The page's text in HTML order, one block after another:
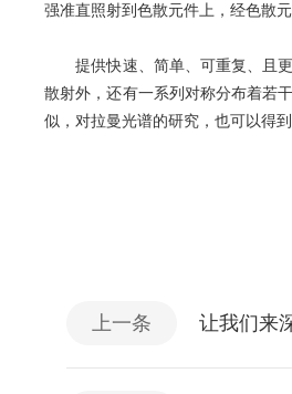
强准直照射到色散元件上，经色散
提供快速、简单、可重复、且更
散射外，还有一系列对称分布着若
似，对拉曼光谱的研究，也可以得
上一条 让我们来